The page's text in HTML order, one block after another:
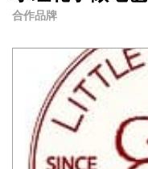
合作品牌